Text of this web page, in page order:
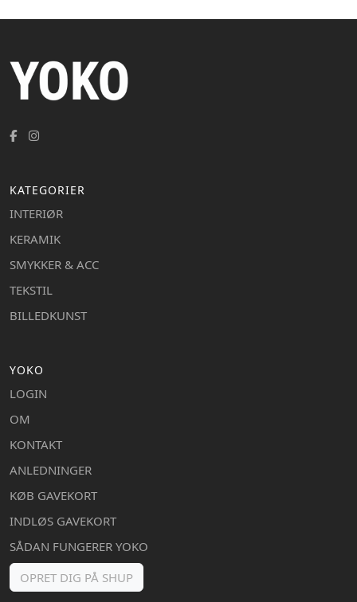
KATEGORIER
INTERIØR
KERAMIK
SMYKKER & ACC
TEKSTIL
BILLEDKUNST
YOKO
LOGIN
OM
KONTAKT
ANLEDNINGER
KØB GAVEKORT
INDLØS GAVEKORT
SÅDAN FUNGERER YOKO
OPRET DIG PÅ SHUP